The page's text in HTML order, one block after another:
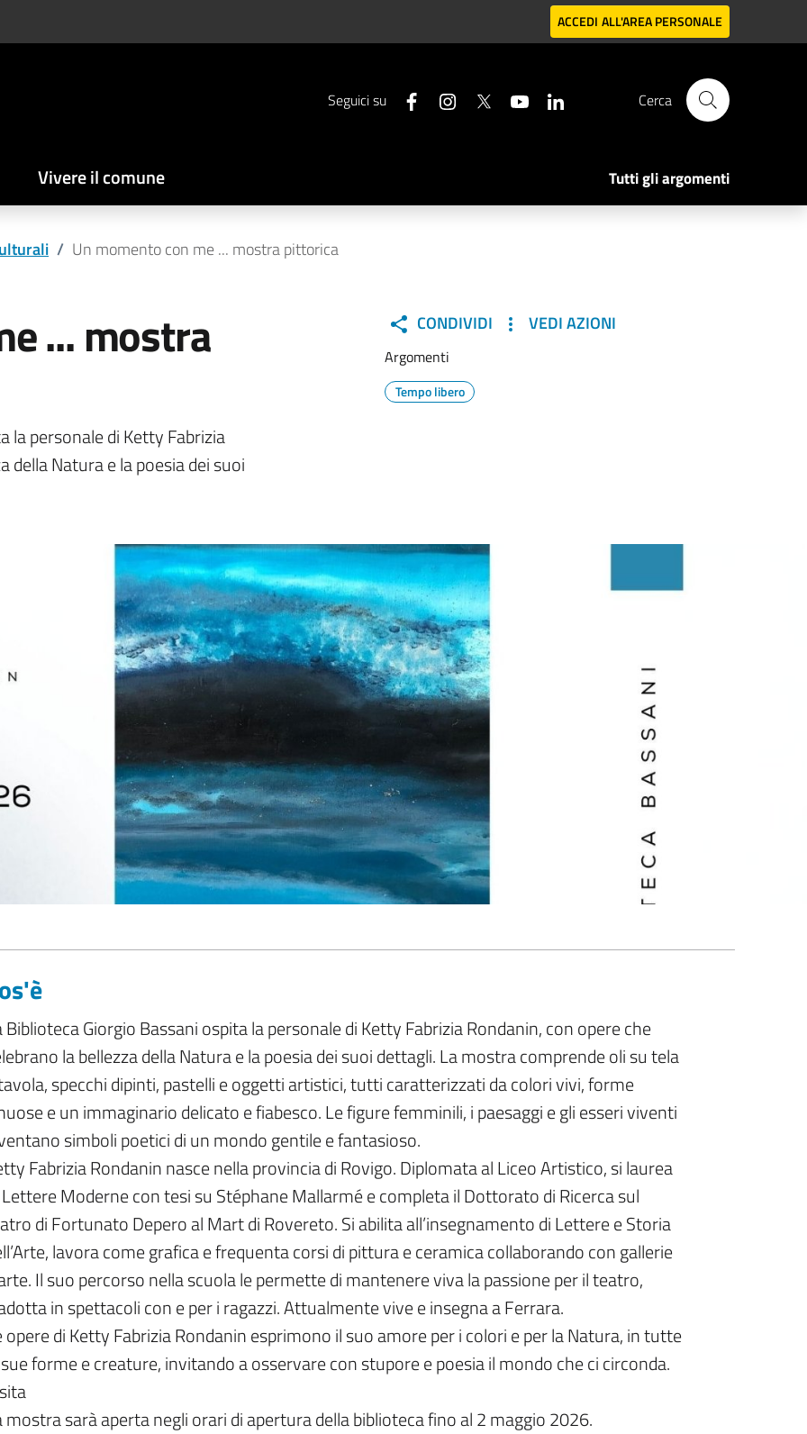
ACCEDI ALL'AREA PERSONALE
Seguici su Cerca
Vivere il comune Tutti gli argomenti
/ Un momento con me ... mostra pittorica
... mostra
la personale di Ketty Fabrizia
della Natura e la poesia dei suoi
CONDIVIDI VEDI AZIONI
Argomenti
Tempo libero
Biblioteca Giorgio Bassani ospita la personale di Ketty Fabrizia Rondanin, con opere che
la bellezza della Natura e la poesia dei suoi dettagli. La mostra comprende oli su tela
specchi dipinti, pastelli e oggetti artistici, tutti caratterizzati da colori vivi, forme
e un immaginario delicato e fiabesco. Le figure femminili, i paesaggi e gli esseri viventi
simboli poetici di un mondo gentile e fantasioso.
Fabrizia Rondanin nasce nella provincia di Rovigo. Diplomata al Liceo Artistico, si laurea
Moderne con tesi su Stéphane Mallarmé e completa il Dottorato di Ricerca sul
di Fortunato Depero al Mart di Rovereto. Si abilita all’insegnamento di Lettere e Storia
lavora come grafica e frequenta corsi di pittura e ceramica collaborando con gallerie
Il suo percorso nella scuola le permette di mantenere viva la passione per il teatro,
in spettacoli con e per i ragazzi. Attualmente vive e insegna a Ferrara.
opere di Ketty Fabrizia Rondanin esprimono il suo amore per i colori e per la Natura, in tutte
forme e creature, invitando a osservare con stupore e poesia il mondo che ci circonda.
mostra sarà aperta negli orari di apertura della biblioteca fino al 2 maggio 2026.